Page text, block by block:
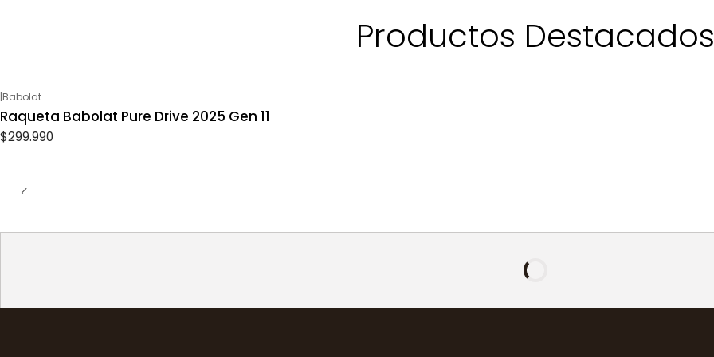
Productos Destacados
|Babolat
Raqueta Babolat Pure Drive 2025 Gen 11
$299.990